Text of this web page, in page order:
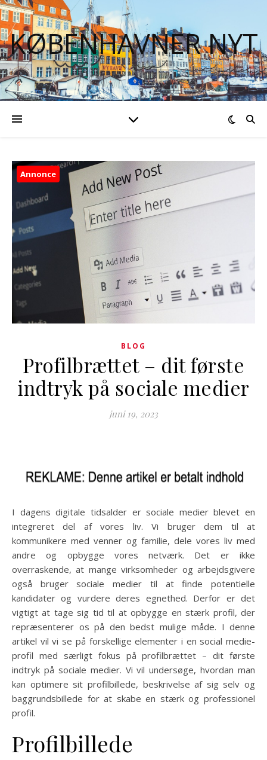
KØBENHAVNER NYT
Annonce
BLOG
Profilbrættet – dit første
indtryk på sociale medier
juni 19, 2023
I dagens digitale tidsalder er sociale medier blevet en
integreret del af vores liv. Vi bruger dem til at
kommunikere med venner og familie, dele vores liv med
andre og opbygge vores netværk. Det er ikke
overraskende, at mange virksomheder og arbejdsgivere
også bruger sociale medier til at finde potentielle
kandidater og vurdere deres egnethed. Derfor er det
vigtigt at tage sig tid til at opbygge en stærk profil, der
repræsenterer os på den bedst mulige måde. I denne
artikel vil vi se på forskellige elementer i en social medie-
profil med særligt fokus på profilbrættet – dit første
indtryk på sociale medier. Vi vil undersøge, hvordan man
kan optimere sit profilbillede, beskrivelse af sig selv og
baggrundsbillede for at skabe en stærk og professionel
profil.
Profilbillede